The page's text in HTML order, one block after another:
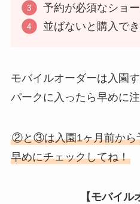
予約が必須なショ
並ばないと購入で
モバイルオーダーは入園
パークに入ったら早めに注
②と③は入園1ヶ月前から
早めにチェックしてね！
【モバイル